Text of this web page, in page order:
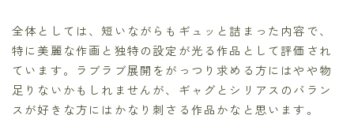
全体としては、短いながらもギュッと詰まった内容で、
特に美麗な作画と独特の設定が光る作品として評価され
ています。ラブラブ展開をがっつり求める方にはやや物
足りないかもしれませんが、ギャグとシリアスのバラン
スが好きな方にはかなり刺さる作品かなと思います。